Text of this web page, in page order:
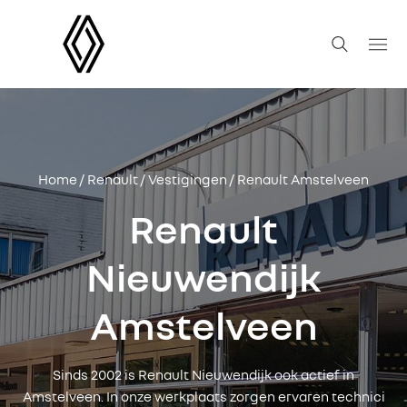
Home / Renault/Vestigingen / Renault Amstelveen
Renault
Nieuwendijk
Amstelveen
Sinds 2002 is Renault Nieuwendijk ook actief in
Amstelveen. In onze werkplaats zorgen ervaren technici